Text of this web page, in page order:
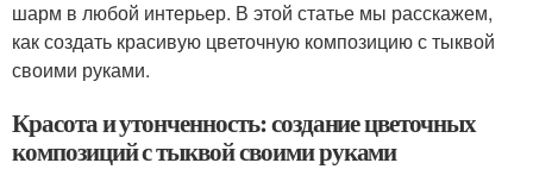
шарм в любой интерьер. В этой статье мы расскажем,
как создать красивую цветочную композицию с тыквой
своими руками.
Красота и утонченность: создание цветочных
композиций с тыквой своими руками